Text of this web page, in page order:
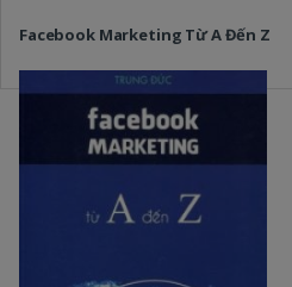
Facebook Marketing Từ A Đến Z